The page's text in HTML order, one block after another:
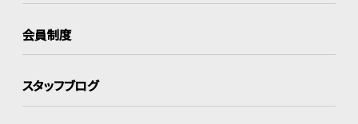
会員制度
スタッフブログ